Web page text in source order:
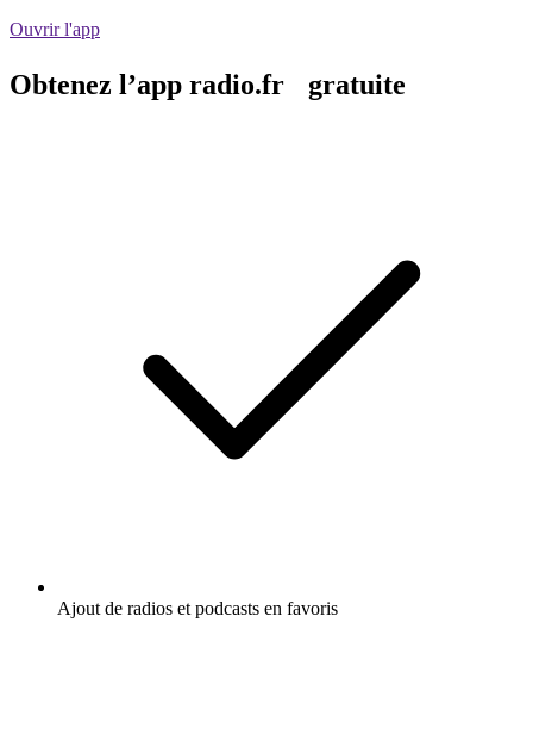
Ouvrir l'app
Obtenez l’app radio.fr gratuite
Ajout de radios et podcasts en favoris